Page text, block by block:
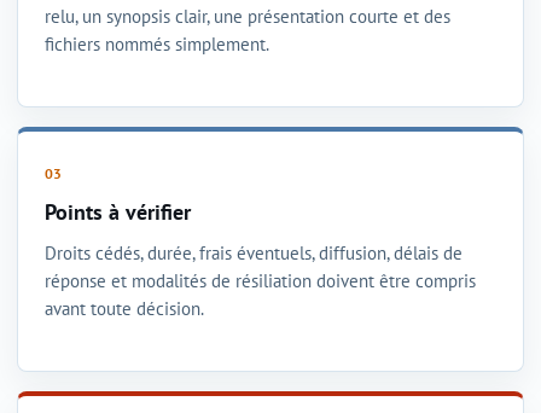
relu, un synopsis clair, une présentation courte et des
fichiers nommés simplement.
Points à vérifier
Droits cédés, durée, frais éventuels, diffusion, délais de
réponse et modalités de résiliation doivent être compris
avant toute décision.